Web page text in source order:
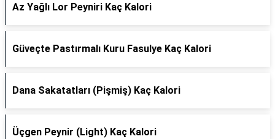
Az Yağlı Lor Peyniri Kaç Kalori
Güveçte Pastırmalı Kuru Fasulye Kaç Kalori
Dana Sakatatları (Pişmiş) Kaç Kalori
Üçgen Peynir (Light) Kaç Kalori